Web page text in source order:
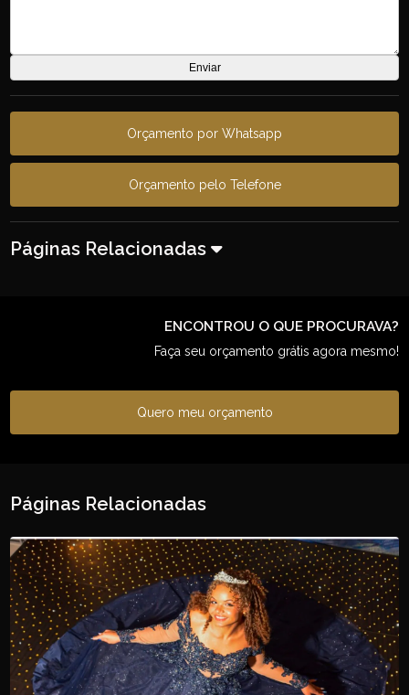
Orçamento por Whatsapp
Orçamento pelo Telefone
Páginas Relacionadas
ENCONTROU O QUE PROCURAVA?
Faça seu orçamento grátis agora mesmo!
Quero meu orçamento
Páginas Relacionadas